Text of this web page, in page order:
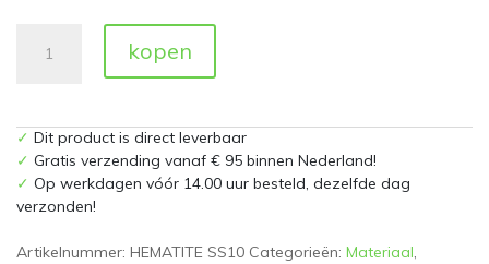
SS10
Zakje
gram
kopen
✓ Dit product is direct leverbaar
✓ Gratis verzending vanaf € 95 binnen Nederland!
✓ Op werkdagen vóór 14.00 uur besteld, dezelfde dag
verzonden!
Artikelnummer: HEMATITE SS10 Categorieën: Materiaal,